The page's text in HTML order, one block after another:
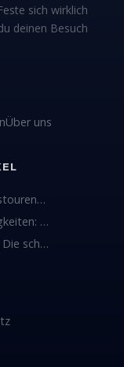
sich wirklich
deinen Besuch
Über uns
…
Die sch…